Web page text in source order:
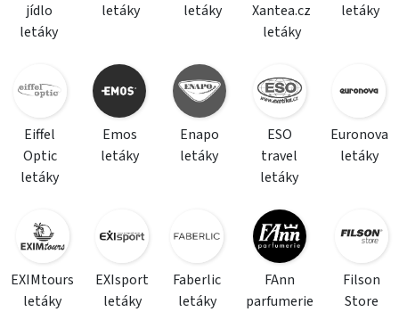
jídlo
letáky
letáky
letáky
Xantea.cz
letáky
letáky
Eiffel
Optic
letáky
Emos
letáky
Enapo
letáky
ESO
travel
letáky
Euronova
letáky
EXIMtours
letáky
EXIsport
letáky
Faberlic
letáky
FAnn
parfumerie
Filson
Store